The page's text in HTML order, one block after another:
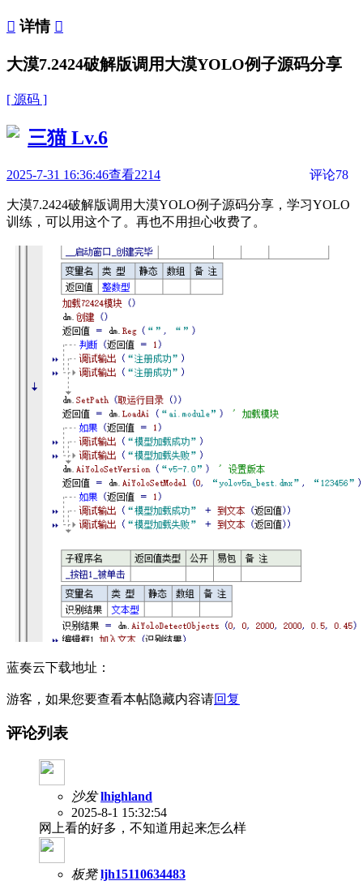
 详情 
大漠7.2424破解版调用大漠YOLO例子源码分享
[ 源码 ]
三猫Lv.6
2025-7-31 16:36:46查看2214 评论78
大漠7.2424破解版调用大漠YOLO例子源码分享，学习YOLO
训练，可以用这个了。再也不用担心收费了。
蓝奏云下载地址：
游客，如果您要查看本帖隐藏内容请回复
评论列表
沙发 lhighland
2025-8-1 15:32:54
网上看的好多，不知道用起来怎么样
板凳 ljh15110634483